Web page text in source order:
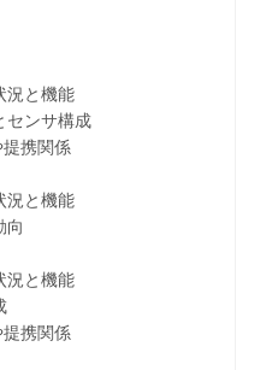
と機能
ンサ構成
携関係
と機能
向
と機能
携関係